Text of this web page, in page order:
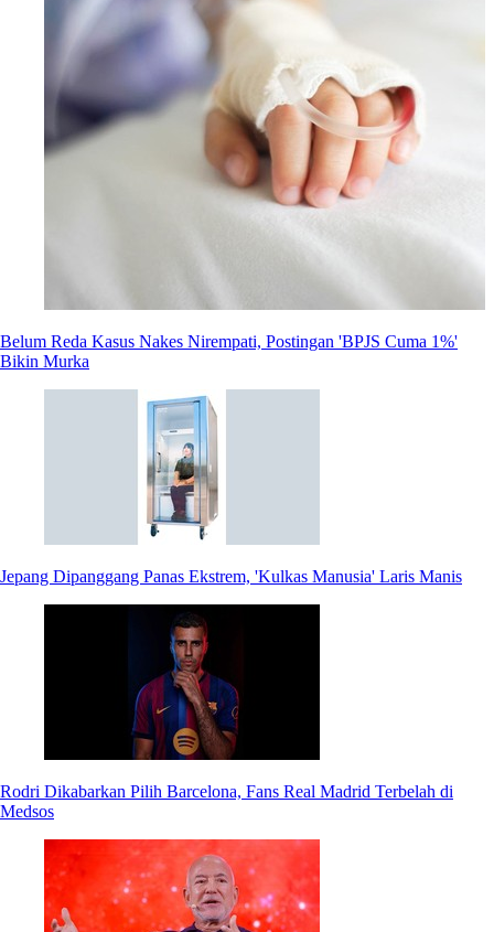
Belum Reda Kasus Nakes Nirempati, Postingan 'BPJS Cuma 1%'
Bikin Murka
Jepang Dipanggang Panas Ekstrem, 'Kulkas Manusia' Laris Manis
Rodri Dikabarkan Pilih Barcelona, Fans Real Madrid Terbelah di
Medsos